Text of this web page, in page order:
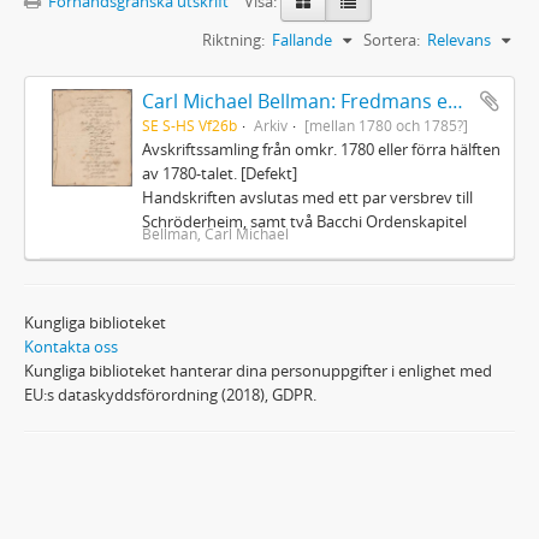
Sortera: Relevans
Riktning: Fallande
Carl Michael Bellman: Fredmans epistlar och sånger m.fl. Bellman-texter
SE S-HS Vf26b Arkiv [mellan 1780 och 1785?]
Avskriftssamling från omkr. 1780 eller förra hälften
av 1780-talet. [Defekt]
Handskriften avslutas med ett par versbrev till
Schröderheim, samt två Bacchi Ordenskapitel
Bellman, Carl Michael
Kungliga biblioteket
Kontakta oss
Kungliga biblioteket hanterar dina personuppgifter i enlighet med
EU:s dataskyddsförordning (2018), GDPR.